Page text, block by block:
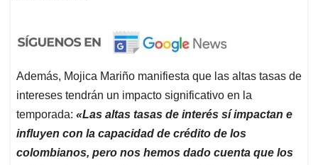
Además, Mojica Mariño manifiesta que las altas tasas de
intereses tendrán un impacto significativo en la
temporada: «Las altas tasas de interés sí impactan e
influyen con la capacidad de crédito de los
colombianos, pero nos hemos dado cuenta que los